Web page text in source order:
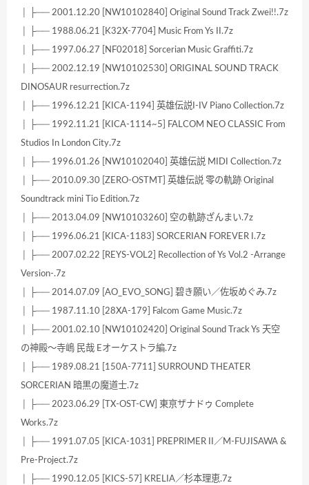
│ ├── 2001.12.20 [NW10102840] Original Sound Track Zwei!!.7z
│ ├── 1988.06.21 [K32X-7704] Music From Ys II.7z
│ ├── 1997.06.27 [NF02018] Sorcerian Music Graffiti.7z
│ ├── 2002.12.19 [NW10102530] ORIGINAL SOUND TRACK
DINOSAUR resurrection.7z
│ ├── 1996.12.21 [KICA-1194] 英雄伝説I-IV Piano Collection.7z
│ ├── 1992.11.21 [KICA-1114~5] FALCOM NEO CLASSIC From
Studios In London City.7z
│ ├── 1996.01.26 [NW10102040] 英雄伝説 MIDI Collection.7z
│ ├── 2010.09.30 [ZERO-OSTMT] 英雄伝説 零の軌跡 Original
Soundtrack mini Tio Edition.7z
│ ├── 2013.04.09 [NW10103260] 空の軌跡ざんまい.7z
│ ├── 1996.06.21 [KICA-1183] SORCERIAN FOREVER I.7z
│ ├── 2007.02.22 [REYS-VOL2] Recollection of Ys Vol.2 -Arrange
Version-.7z
│ ├── 2014.07.09 [AO_EVO_SONG] 碧き願い／佐坂めぐみ.7z
│ ├── 1987.11.10 [28XA-179] Falcom Game Music.7z
│ ├── 2001.02.10 [NW10102420] Original Sound Track Ys 天空
の神殿～寺嶋 民哉 Eオーケストラ編.7z
│ ├── 1989.08.21 [150A-7711] SURROUND THEATER
SORCERIAN 暗黒の魔道士.7z
│ ├── 2023.06.29 [TX-OST-CW] 東亰ザナドゥ Complete
Works.7z
│ ├── 1991.07.05 [KICA-1031] PREPRIMER II／M-FUJISAWA &
Pre-Project.7z
│ ├── 1990.12.05 [KICS-57] KRELIA／杉本理恵.7z